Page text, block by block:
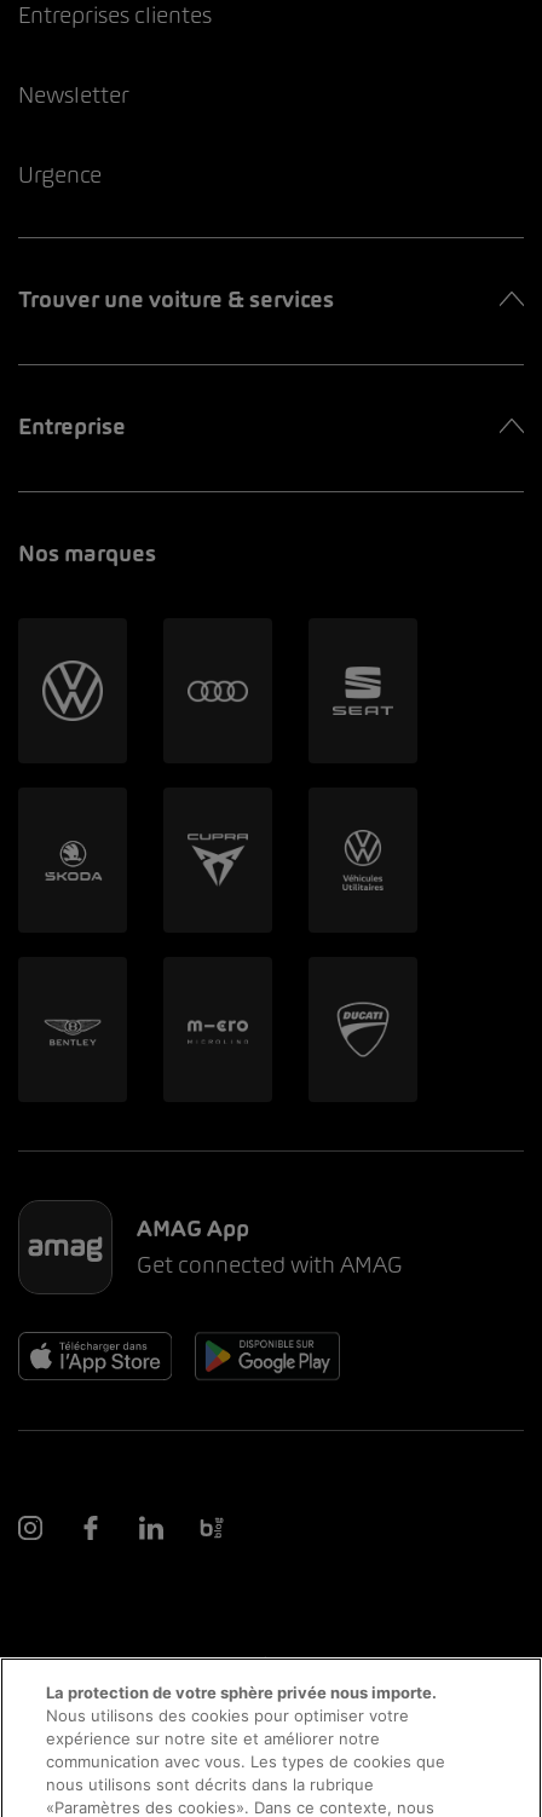
Entreprises clientes
Newsletter
Urgence
Trouver une voiture & services
Entreprise
Nos marques
AMAG App
Get connected with AMAG
© 2026 AMAG Automobiles et Moteurs SA
Protection des données Mentions légales
La protection de votre sphère privée nous importe.
Nous utilisons des cookies pour optimiser votre
expérience sur notre site et améliorer notre
communication avec vous. Les types de cookies que
nous utilisons sont décrits dans la rubrique
«Paramètres des cookies». Dans ce contexte, nous